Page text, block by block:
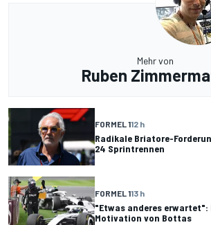
Mehr von
Ruben
FORMEL 112 h
Radikale Briatore-
24 Sprintrennen
FORMEL 113 h
"Etwas anderes
Motivation von Bottas